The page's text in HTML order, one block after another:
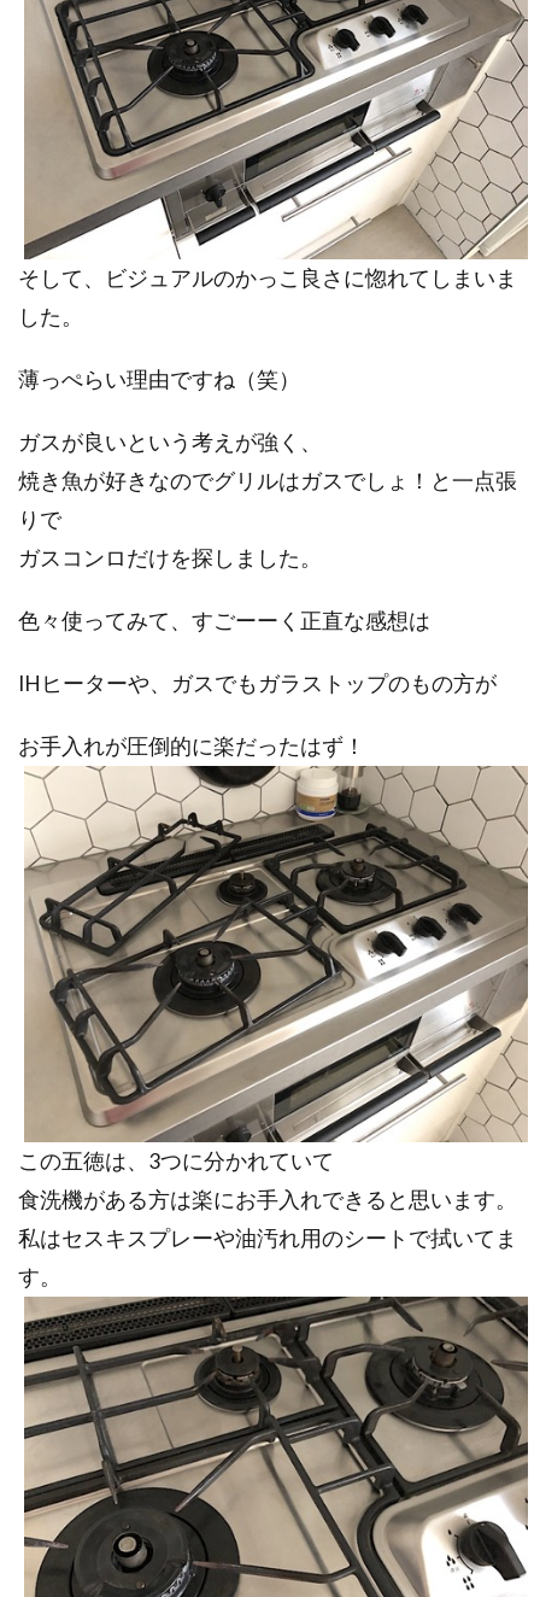
そして、ビジュアルのかっこ良さに惚れてしまいま
した。
薄っぺらい理由ですね（笑）
ガスが良いという考えが強く、
焼き魚が好きなのでグリルはガスでしょ！と一点張
りで
ガスコンロだけを探しました。
色々使ってみて、すごーーく正直な感想は
IHヒーターや、ガスでもガラストップのもの方が
お手入れが圧倒的に楽だったはず！
この五徳は、3つに分かれていて
食洗機がある方は楽にお手入れできると思います。
私はセスキスプレーや油汚れ用のシートで拭いてま
す。